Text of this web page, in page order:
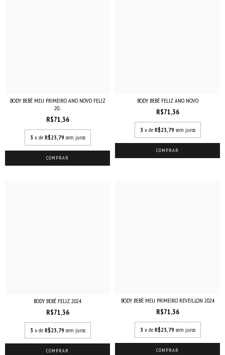
BODY BEBÊ MEU PRIMEIRO ANO NOVO FELIZ
20...
R$71,36
3 x de R$23,79 sem juros
COMPRAR
BODY BEBÊ FELIZ ANO NOVO
R$71,36
3 x de R$23,79 sem juros
COMPRAR
BODY BEBÊ FELIZ 2024
R$71,36
3 x de R$23,79 sem juros
COMPRAR
BODY BEBÊ MEU PRIMEIRO REVEILLON 2024
R$71,36
3 x de R$23,79 sem juros
COMPRAR